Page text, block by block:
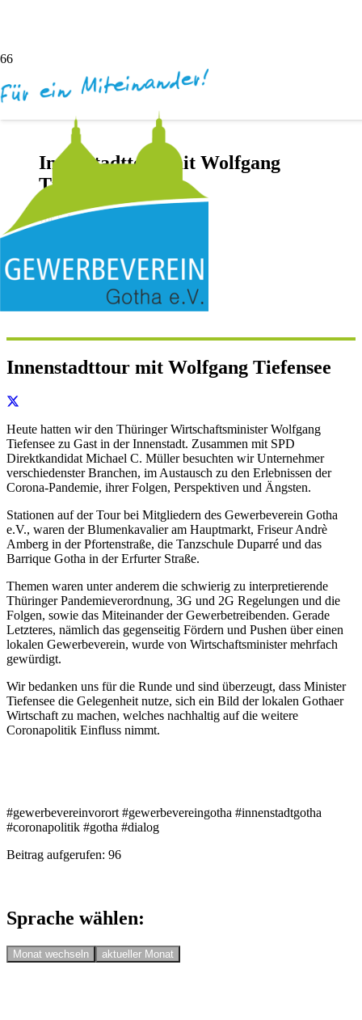
Innenstadttour mit Wolfgang
Tiefensee
vor 5 Jahren
Innenstadttour mit Wolfgang Tiefensee
Heute hatten wir den Thüringer Wirtschaftsminister Wolfgang
Tiefensee zu Gast in der Innenstadt. Zusammen mit SPD
Direktkandidat Michael C. Müller besuchten wir Unternehmer
verschiedenster Branchen, im Austausch zu den Erlebnissen der
Corona-Pandemie, ihrer Folgen, Perspektiven und Ängsten.
Stationen auf der Tour bei Mitgliedern des Gewerbeverein Gotha
e.V., waren der Blumenkavalier am Hauptmarkt, Friseur Andrè
Amberg in der Pfortenstraße, die Tanzschule Duparré und das
Barrique Gotha in der Erfurter Straße.
Themen waren unter anderem die schwierig zu interpretierende
Thüringer Pandemieverordnung, 3G und 2G Regelungen und die
Folgen, sowie das Miteinander der Gewerbetreibenden. Gerade
Letzteres, nämlich das gegenseitig Fördern und Pushen über einen
lokalen Gewerbeverein, wurde von Wirtschaftsminister mehrfach
gewürdigt.
Wir bedanken uns für die Runde und sind überzeugt, dass Minister
Tiefensee die Gelegenheit nutze, sich ein Bild der lokalen Gothaer
Wirtschaft zu machen, welches nachhaltig auf die weitere
Coronapolitik Einfluss nimmt.
#gewerbevereinvorort #gewerbevereingotha #innenstadtgotha
#coronapolitik #gotha #dialog
Beitrag aufgerufen: 96
Sprache wählen:
Monat wechseln aktueller Monat